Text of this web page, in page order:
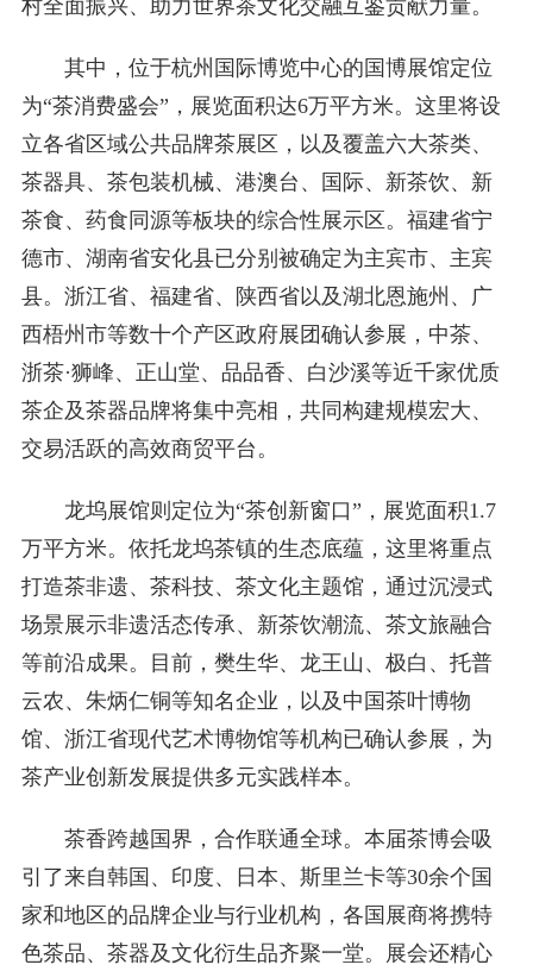
村全面振兴、助力世界茶文化交融互鉴贡献力量。
其中，位于杭州国际博览中心的国博展馆定位
为“茶消费盛会”，展览面积达6万平方米。这里将设
立各省区域公共品牌茶展区，以及覆盖六大茶类、
茶器具、茶包装机械、港澳台、国际、新茶饮、新
茶食、药食同源等板块的综合性展示区。福建省宁
德市、湖南省安化县已分别被确定为主宾市、主宾
县。浙江省、福建省、陕西省以及湖北恩施州、广
西梧州市等数十个产区政府展团确认参展，中茶、
浙茶·狮峰、正山堂、品品香、白沙溪等近千家优质
茶企及茶器品牌将集中亮相，共同构建规模宏大、
交易活跃的高效商贸平台。
龙坞展馆则定位为“茶创新窗口”，展览面积1.7
万平方米。依托龙坞茶镇的生态底蕴，这里将重点
打造茶非遗、茶科技、茶文化主题馆，通过沉浸式
场景展示非遗活态传承、新茶饮潮流、茶文旅融合
等前沿成果。目前，樊生华、龙王山、极白、托普
云农、朱炳仁铜等知名企业，以及中国茶叶博物
馆、浙江省现代艺术博物馆等机构已确认参展，为
茶产业创新发展提供多元实践样本。
茶香跨越国界，合作联通全球。本届茶博会吸
引了来自韩国、印度、日本、斯里兰卡等30余个国
家和地区的品牌企业与行业机构，各国展商将携特
色茶品、茶器及文化衍生品齐聚一堂。展会还精心